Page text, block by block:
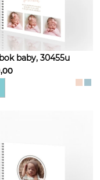
baby, 30455u